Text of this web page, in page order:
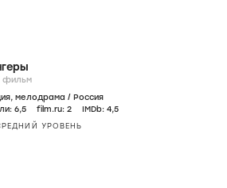
фильм
, мелодрама / Россия
6,5 film.ru: 2 IMDb: 4,5
УРОВЕНЬ